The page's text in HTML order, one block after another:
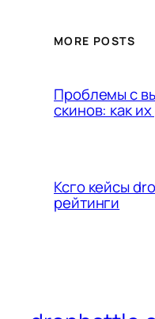
MORE POSTS
Проблемы с
скинов: как
Ксго кейсы
рейтинги